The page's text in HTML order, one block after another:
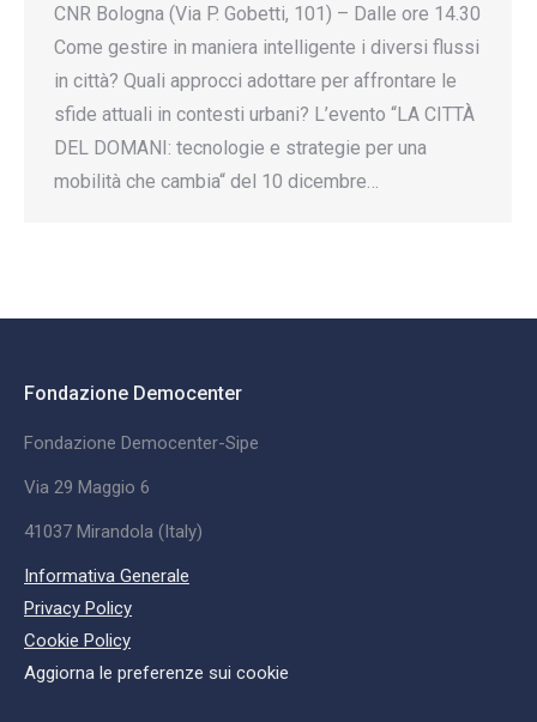
CNR Bologna (Via P. Gobetti, 101) – Dalle ore 14.30
Come gestire in maniera intelligente i diversi flussi
in città? Quali approcci adottare per affrontare le
sfide attuali in contesti urbani? L’evento “LA CITTÀ
DEL DOMANI: tecnologie e strategie per una
mobilità che cambia“ del 10 dicembre…
Fondazione Democenter
Fondazione Democenter-Sipe
Via 29 Maggio 6
41037 Mirandola (Italy)
Informativa Generale
Privacy Policy
Cookie Policy
Aggiorna le preferenze sui cookie